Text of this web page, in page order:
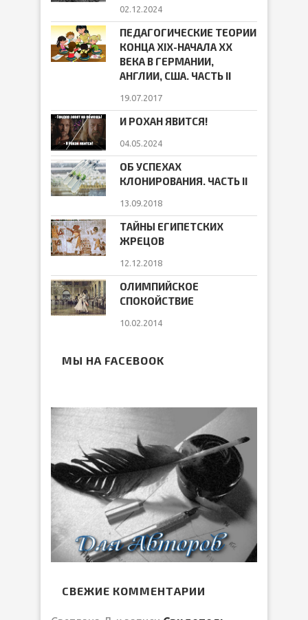
02.12.2024
ПЕДАГОГИЧЕСКИЕ ТЕОРИИ
КОНЦА ХIХ-НАЧАЛА ХХ
ВЕКА В ГЕРМАНИИ,
АНГЛИИ, США. ЧАСТЬ II
19.07.2017
И РОХАН ЯВИТСЯ!
04.05.2024
ОБ УСПЕХАХ
КЛОНИРОВАНИЯ. ЧАСТЬ II
13.09.2018
ТАЙНЫ ЕГИПЕТСКИХ
ЖРЕЦОВ
12.12.2018
ОЛИМПИЙСКОЕ
СПОКОЙСТВИЕ
10.02.2014
МЫ НА FACEBOOK
СВЕЖИЕ КОММЕНТАРИИ